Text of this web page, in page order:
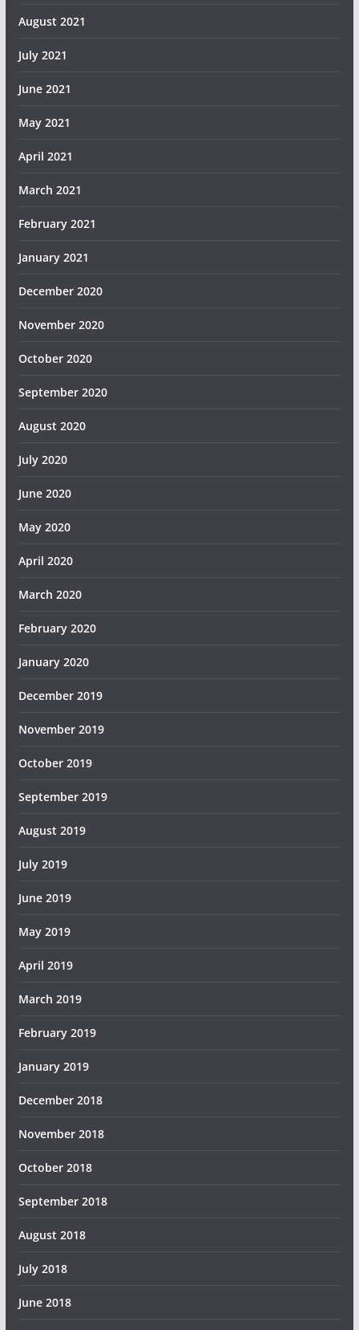
August 2021
July 2021
June 2021
May 2021
April 2021
March 2021
February 2021
January 2021
December 2020
November 2020
October 2020
September 2020
August 2020
July 2020
June 2020
May 2020
April 2020
March 2020
February 2020
January 2020
December 2019
November 2019
October 2019
September 2019
August 2019
July 2019
June 2019
May 2019
April 2019
March 2019
February 2019
January 2019
December 2018
November 2018
October 2018
September 2018
August 2018
July 2018
June 2018